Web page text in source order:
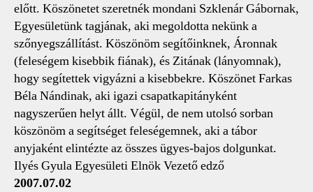
előtt. Köszönetet szeretnék mondani Szklenár Gábornak,
Egyesületünk tagjának, aki megoldotta nekünk a
szőnyegszállítást. Köszönöm segítőinknek, Áronnak
(feleségem kisebbik fiának), és Zitának (lányomnak),
hogy segítettek vigyázni a kisebbekre. Köszönet Farkas
Béla Nándinak, aki igazi csapatkapitányként
nagyszerűen helyt állt. Végül, de nem utolsó sorban
köszönöm a segítséget feleségemnek, aki a tábor
anyjaként elintézte az összes ügyes-bajos dolgunkat.
Ilyés Gyula Egyesületi Elnök Vezető edző
2007.07.02